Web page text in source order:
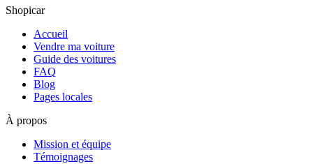
Shopicar
Accueil
Vendre ma voiture
Guide des voitures
FAQ
Blog
Pages locales
À propos
Mission et équipe
Témoignages